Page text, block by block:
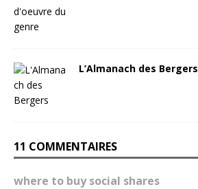
L’Almanach des Bergers
11 COMMENTAIRES
where to buy social shares